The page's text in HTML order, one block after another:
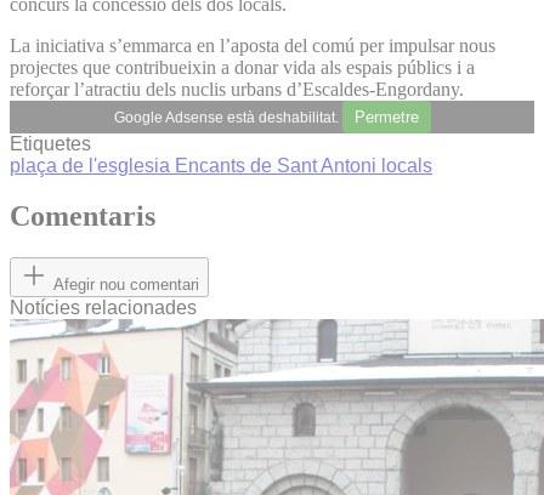
La iniciativa s’emmarca en l’aposta del comú per impulsar nous
projectes que contribueixin a donar vida als espais públics i a
reforçar l’atractiu dels nuclis urbans d’Escaldes-Engordany.
Google Adsense està deshabilitat. Permetre
Etiquetes
plaça de l'esglesia Encants de Sant Antoni locals
Comentaris
Afegir nou comentari
Notícies relacionades